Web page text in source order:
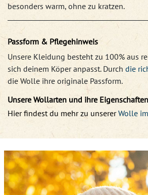
besonders warm, ohne zu kratzen.
Passform & Pflegehinweis
Unsere Kleidung besteht zu 100% aus
sich deinem Köper anpasst. Durch die
die Wolle ihre originale Passform.
Unsere Wollarten und ihre Eigenschaften
Hier findest du mehr zu unsererWolle